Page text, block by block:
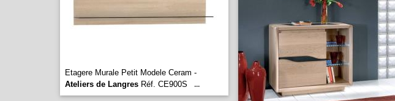
Etagere Murale Petit Modele Ceram -
Ateliers de Langres Réf. CE900S ...